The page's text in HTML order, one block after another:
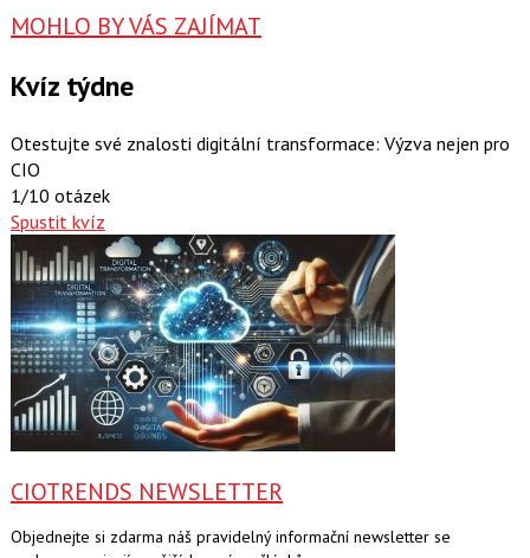
MOHLO BY VÁS ZAJÍMAT
Kvíz týdne
Otestujte své znalosti digitální transformace: Výzva nejen pro
CIO
1/10 otázek
Spustit kvíz
CIOTRENDS NEWSLETTER
Objednejte si zdarma náš pravidelný informační newsletter se